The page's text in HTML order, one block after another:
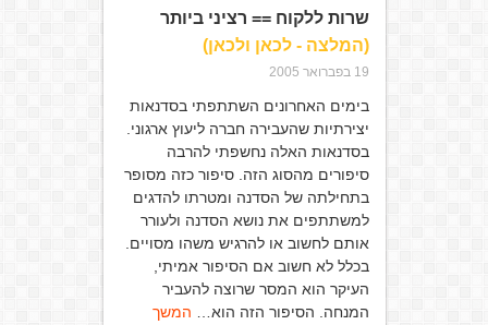
שרות ללקוח == רציני ביותר
(המלצה - לכאן ולכאן)
19 בפברואר 2005
בימים האחרונים השתתפתי בסדנאות
יצירתיות שהעבירה חברה ליעוץ ארגוני.
בסדנאות האלה נחשפתי להרבה
סיפורים מהסוג הזה. סיפור כזה מסופר
בתחילתה של הסדנה ומטרתו להדגים
למשתתפים את נושא הסדנה ולעורר
אותם לחשוב או להרגיש משהו מסויים.
בכלל לא חשוב אם הסיפור אמיתי,
העיקר הוא המסר שרוצה להעביר
המנחה. הסיפור הזה הוא… המשך